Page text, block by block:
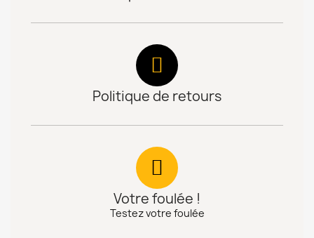
Politique de retours
Votre foulée !
Testez votre foulée